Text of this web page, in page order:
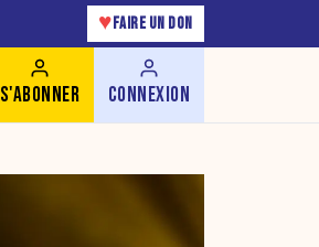
♥ FAIRE UN DON
S'ABONNER CONNEXION